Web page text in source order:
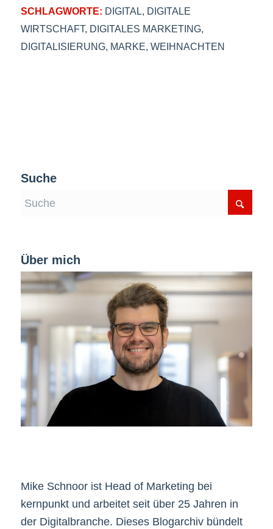
SCHLAGWORTE: DIGITAL, DIGITALE
WIRTSCHAFT, DIGITALES MARKETING,
DIGITALISIERUNG, MARKE, WEIHNACHTEN
Suche
Über mich
Mike Schnoor ist Head of Marketing bei
kernpunkt und arbeitet seit über 25 Jahren in
der Digitalbranche. Dieses Blogarchiv bündelt